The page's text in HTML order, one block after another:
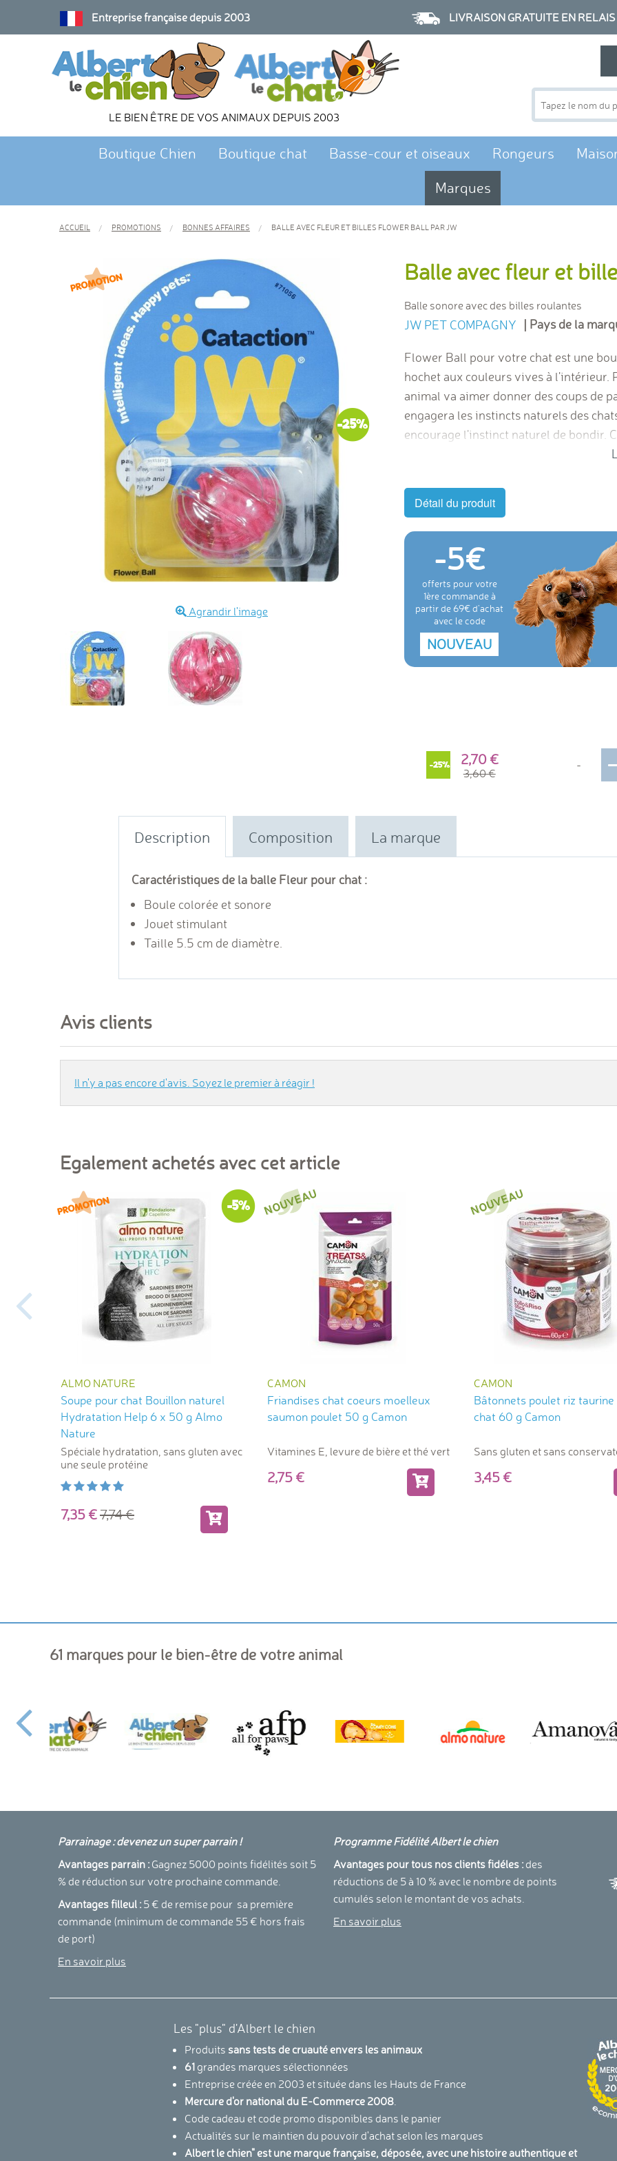
Entreprise française depuis 2003 LIVRAISON GRATUITE EN
LE BIEN ÊTRE DE VOS ANIMAUX DEPUIS 2003
Boutique Chien Boutique chat Basse-cour et oiseaux Rongeurs
Marques
ACCUEIL PROMOTIONS BONNES AFFAIRES BALLE AVEC FLEUR ET BILLES FLOWER BALL PAR JW
-25%
Agrandir l'image
Balle avec fleur et
Balle sonore avec des billes roulantes
JW PET COMPAGNY | Pays de la
Flower Ball pour votre chat est une
hochet aux couleurs vives à l'intérieur.
animal va aimer donner des coups de
engagera les instincts naturels des
encourage l'instinct naturel de bondir.
Détail du produit
-5
offerts pour votre
1ère commande à
partir de 69€ d'achat
avec le code
NOUVEAU
-25% 2,70
3,60
-
Description Composition La marque
Caractéristiques de la balle Fleur pour chat :
Boule colorée et sonore
Jouet stimulant
Taille 5.5 cm de diamètre.
Avis clients
Il n'y a pas encore d'avis. Soyez le premier à réagir !
Egalement achetés avec cet article
-5%
ALMO NATURE
Soupe pour chat Bouillon naturel
Hydratation Help 6 x 50 g Almo
Nature
Spéciale hydratation, sans gluten avec
une seule protéine
7,357,74
CAMON
Friandises chat coeurs moelleux
saumon poulet 50 g Camon
Vitamines E, levure de bière et thé vert
2,75
CAMON
Bâtonnets poulet riz taurine
chat 60 g Camon
Sans gluten et sans
3,45
61 marques pour le bien-être de votre animal
Parrainage : devenez un super parrain !
Avantages parrain : Gagnez 5000 points fidélités soit 5
% de réduction sur votre prochaine commande.
Avantages filleul : 5 € de remise pour sa première
commande (minimum de commande 55 € hors frais
de port)
En savoir plus
Programme Fidélité Albert le chien
Avantages pour tous nos clients fidéles : des
réductions de 5 à 10 % avec le nombre de points
cumulés selon le montant de vos achats.
En savoir plus
Les "plus" d'Albert le chien
Produits sans tests de cruauté envers les animaux
61 grandes marques sélectionnées
Entreprise créée en 2003 et située dans les Hauts de France
Mercure d'or national du E-Commerce 2008.
Code cadeau et code promo disponibles dans le panier
Actualités sur le maintien du pouvoir d'achat selon les marques
Albert le chien" est une marque française, déposée, avec une histoire authentique et